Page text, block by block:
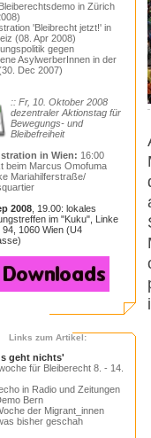
in Zürich
'Bleibrecht jetzt!' in
(08. Apr 2008)
gegen
AsylwerberInnen in der
Dec 2007)
:: Fr, 10. Oktober 2008
dezentraler Aktionstag für
Bewegungs- und
Bleibefreiheit
in Wien: 16:00
beim Marcus Omofuma
Mariahilferstraße/
2008 , 19.00: lokales
im "Kuku", Linke
94, 1060 Wien (U4
Links zum Artikel:
geht nichts'
für Bleiberecht 8. - 14.
in Radio und Zeitungen
Bern
der Migrant_innen
bisher geschah